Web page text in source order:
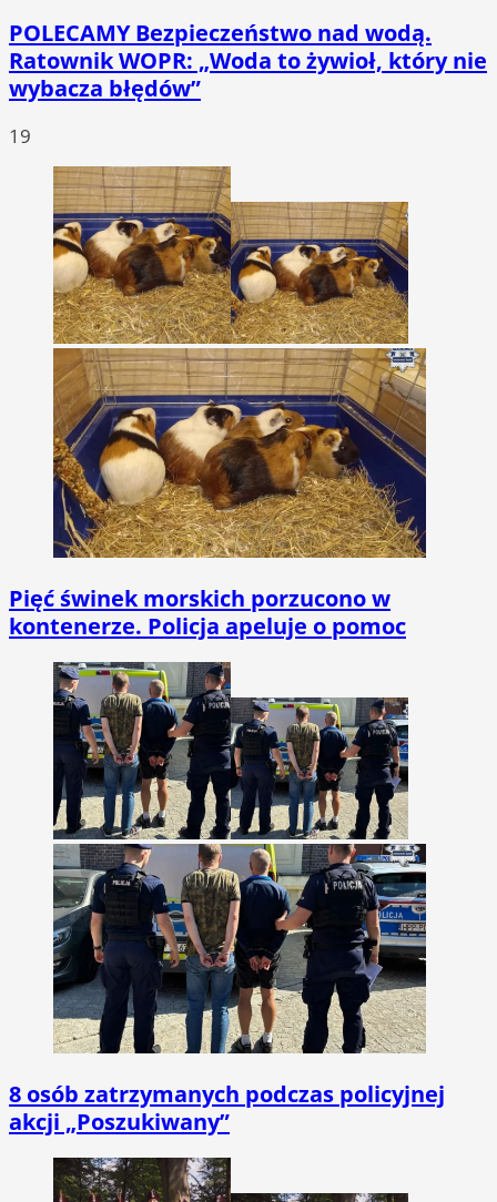
POLECAMYBezpieczeństwo nad wodą.
Ratownik WOPR: „Woda to żywioł, który nie
wybacza błędów”
19
Pięć świnek morskich porzucono w
kontenerze. Policja apeluje o pomoc
8 osób zatrzymanych podczas policyjnej
akcji „Poszukiwany”